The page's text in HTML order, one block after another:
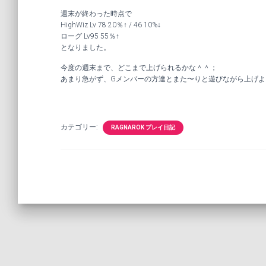
週末が終わった時点で
HighWiz Lv 78 20％↑ / 46 10%↓
ローグ Lv95 55％↑
となりました。
今度の週末まで、どこまで上げられるかな＾＾；
あまり急がず、Gメンバーの方達とまた〜りと遊びながら上げ
カテゴリー: RAGNAROK プレイ日記